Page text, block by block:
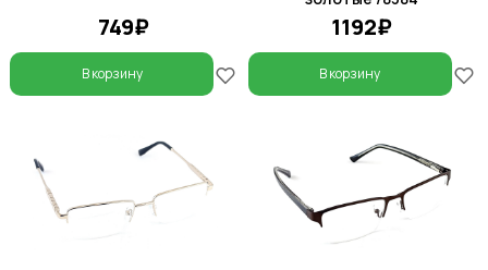
749₽
В корзину
1192₽
В корзину